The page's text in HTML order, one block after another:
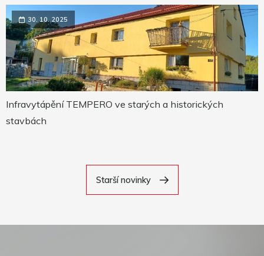
30. 10. 2025
Infravytápění TEMPERO ve starých a historických
stavbách
Starší novinky